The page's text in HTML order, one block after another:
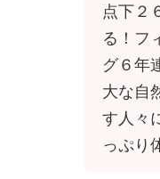
点下２
る！フ
グ６年
大な自
す人々
っぷり